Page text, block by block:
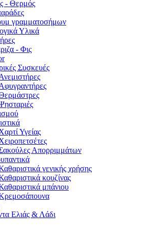
- Θερμός
γραμματοσήμων
Υλικά
- Φις
Συσκευές
Υγείας
Απορριμμάτων
γενικής χρήσης
κουζίνας
μπάνιου
Ελιάς & Λάδι